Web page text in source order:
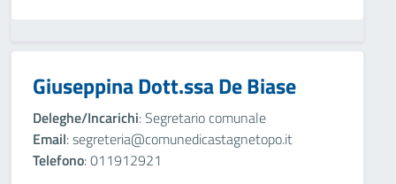
Giuseppina Dott.ssa De Biase
Deleghe/Incarichi: Segretario comunale
Email: segreteria@comunedicastagnetopo.it
Telefono: 011912921